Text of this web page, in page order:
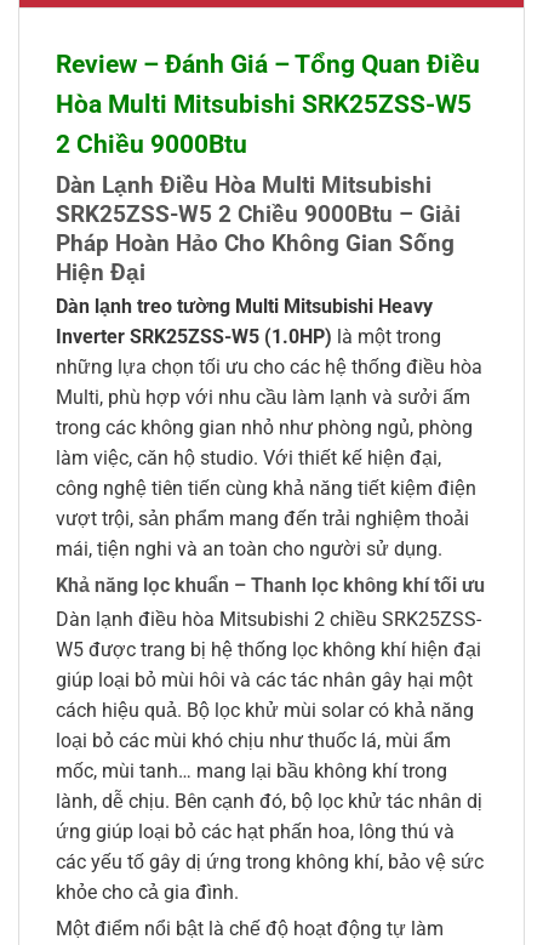
Review – Đánh Giá – Tổng Quan Điều
Hòa Multi Mitsubishi SRK25ZSS-W5
2 Chiều 9000Btu
Dàn Lạnh Điều Hòa Multi Mitsubishi
SRK25ZSS-W5 2 Chiều 9000Btu – Giải
Pháp Hoàn Hảo Cho Không Gian Sống
Hiện Đại
Dàn lạnh treo tường Multi Mitsubishi Heavy
Inverter SRK25ZSS-W5 (1.0HP) là một trong
những lựa chọn tối ưu cho các hệ thống điều hòa
Multi, phù hợp với nhu cầu làm lạnh và sưởi ấm
trong các không gian nhỏ như phòng ngủ, phòng
làm việc, căn hộ studio. Với thiết kế hiện đại,
công nghệ tiên tiến cùng khả năng tiết kiệm điện
vượt trội, sản phẩm mang đến trải nghiệm thoải
mái, tiện nghi và an toàn cho người sử dụng.
Khả năng lọc khuẩn – Thanh lọc không khí tối ưu
Dàn lạnh điều hòa Mitsubishi 2 chiều SRK25ZSS-
W5 được trang bị hệ thống lọc không khí hiện đại
giúp loại bỏ mùi hôi và các tác nhân gây hại một
cách hiệu quả. Bộ lọc khử mùi solar có khả năng
loại bỏ các mùi khó chịu như thuốc lá, mùi ẩm
mốc, mùi tanh… mang lại bầu không khí trong
lành, dễ chịu. Bên cạnh đó, bộ lọc khử tác nhân dị
ứng giúp loại bỏ các hạt phấn hoa, lông thú và
các yếu tố gây dị ứng trong không khí, bảo vệ sức
khỏe cho cả gia đình.
Một điểm nổi bật là chế độ hoạt động tự làm